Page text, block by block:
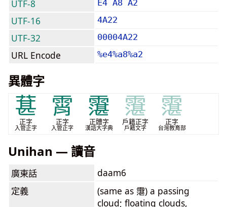
UTF-8 E4 A8 A2
UTF-16 4A22
UTF-32 00004A22
URL Encode %e4%a8%a2
異體字
葚
正字
入管正字
霄
正字
入管正字
霮
正體字
漢語大字典
霮
戶籍正字
戶籍文字
霮
正字
台灣教育部
Unihan — 讀音
廣東話
daam6
定義
(same as 霮) a passing
cloud; floating clouds,